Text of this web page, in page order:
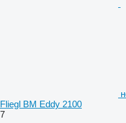
Fliegl BM Eddy 2100
7